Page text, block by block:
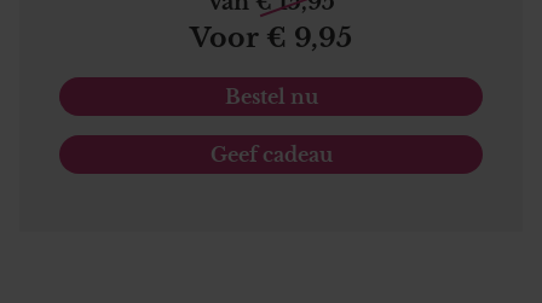
Voor € 9,95
Bestel nu
Geef cadeau